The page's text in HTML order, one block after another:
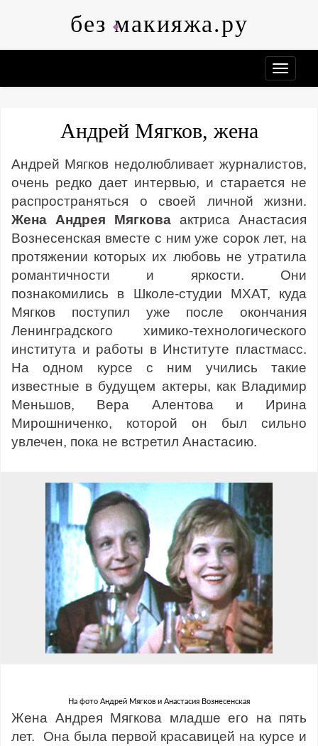
без макияжа.ру
Андрей Мягков, жена
Андрей Мягков недолюбливает журналистов,
очень редко дает интервью, и старается не
распространяться о своей личной жизни.
Жена Андрея Мягкова актриса Анастасия
Вознесенская вместе с ним уже сорок лет, на
протяжении которых их любовь не утратила
романтичности и яркости. Они
познакомились в Школе-студии МХАТ, куда
Мягков поступил уже после окончания
Ленинградского химико-технологического
института и работы в Институте пластмасс.
На одном курсе с ним учились такие
известные в будущем актеры, как Владимир
Меньшов, Вера Алентова и Ирина
Мирошниченко, которой он был сильно
увлечен, пока не встретил Анастасию.
На фото Андрей Мягков и Анастасия Вознесенская
Жена Андрея Мягкова младше его на пять
лет. Она была первой красавицей на курсе и